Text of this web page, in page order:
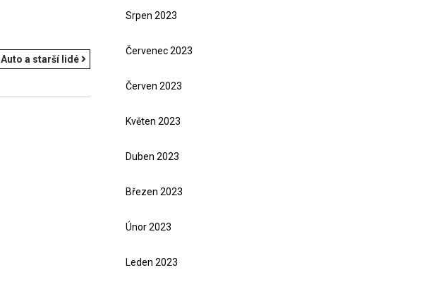
Auto a starší lidé
Srpen 2023
Červenec 2023
Červen 2023
Květen 2023
Duben 2023
Březen 2023
Únor 2023
Leden 2023